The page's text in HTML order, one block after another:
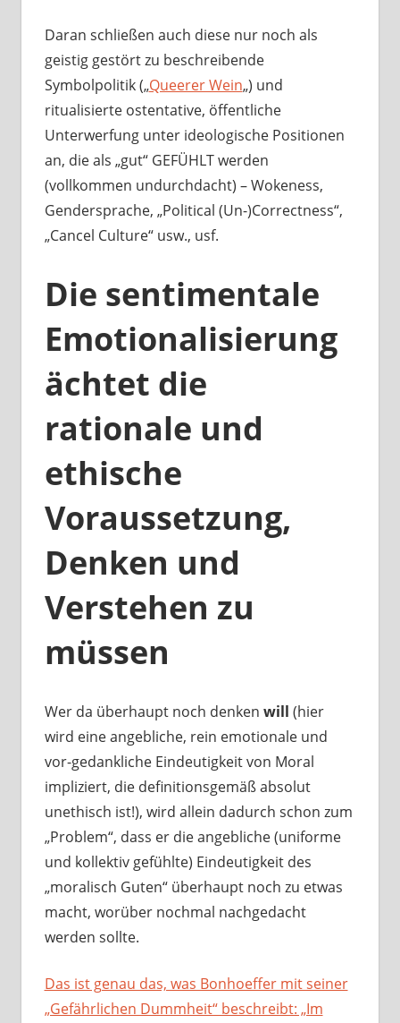
Daran schließen auch diese nur noch als
geistig gestört zu beschreibende
Symbolpolitik („Queerer Wein„) und
ritualisierte ostentative, öffentliche
Unterwerfung unter ideologische Positionen
an, die als „gut“ GEFÜHLT werden
(vollkommen undurchdacht) – Wokeness,
Gendersprache, „Political (Un-)Correctness“,
„Cancel Culture“ usw., usf.
Die sentimentale
Emotionalisierung
ächtet die
rationale und
ethische
Voraussetzung,
Denken und
Verstehen zu
müssen
Wer da überhaupt noch denken will (hier
wird eine angebliche, rein emotionale und
vor-gedankliche Eindeutigkeit von Moral
impliziert, die definitionsgemäß absolut
unethisch ist!), wird allein dadurch schon zum
„Problem“, dass er die angebliche (uniforme
und kollektiv gefühlte) Eindeutigkeit des
„moralisch Guten“ überhaupt noch zu etwas
macht, worüber nochmal nachgedacht
werden sollte.
Das ist genau das, was Bonhoeffer mit seiner
„Gefährlichen Dummheit“ beschreibt: „Im